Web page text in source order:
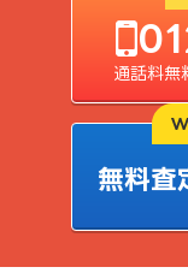
通話料
無料査